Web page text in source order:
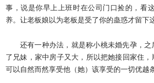
事，说是你早上上班时在公司门口捡的，看
养。让老板娘以为老板是受了你的蛊惑才留下
还有一种办法，就是称小桃未婚先孕，
了兄妹，家中房子又大，所以把她接回家住
可以自然而然享受他（她）该享受的一切优越